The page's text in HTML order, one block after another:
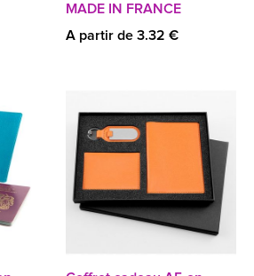
MADE IN FRANCE
A partir de 3.32 €